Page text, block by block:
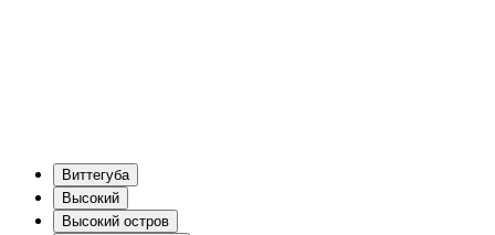
Виттегуба
Высокий
Высокий остров